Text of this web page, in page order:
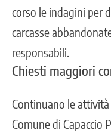
corso le indagini per
carcasse
responsabili.
Chiesti maggiori
Continuano le
Comune di Capaccio